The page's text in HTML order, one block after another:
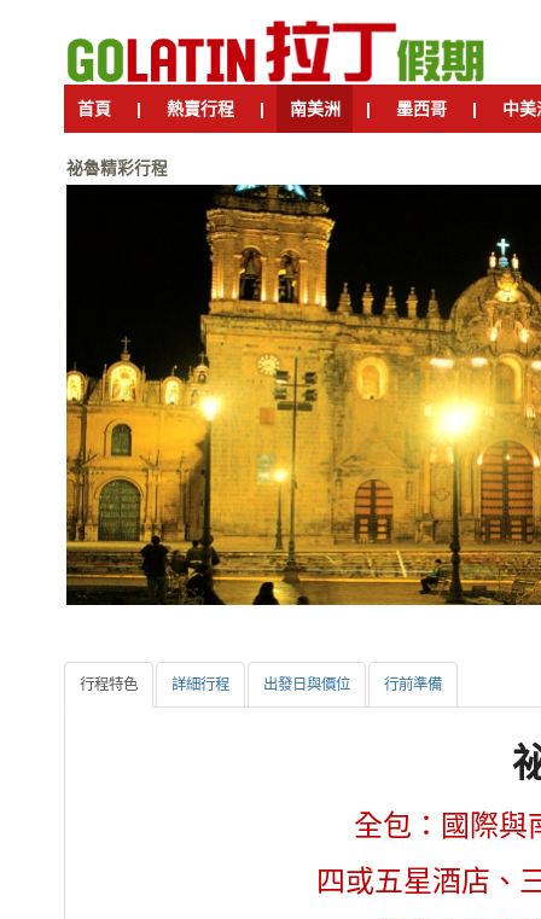
首頁 | 熱賣行程 | 南美洲 | 墨西哥 | 中美
祕魯精彩行程
行程特色 詳細行程 出發日與價位 行前準備
全包：國際與
四或五星酒店、